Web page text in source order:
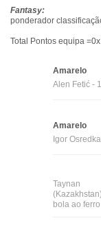
Fantasy:
ponderador
Total Pontos equipa
Amarelo
Alen Fetić -
Amarelo
Igor
Taynan
bola ao ferro